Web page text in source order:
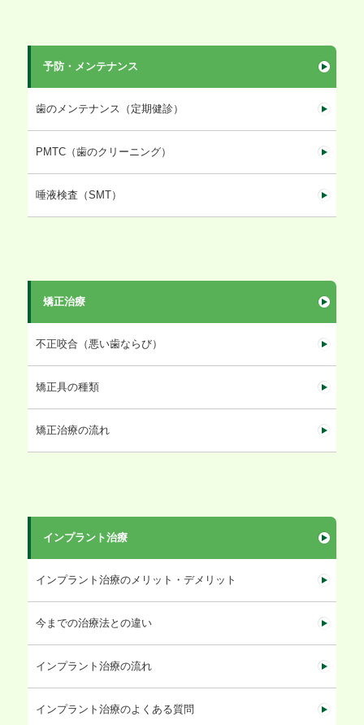
予防・メンテナンス
歯のメンテナンス（定期健診）
PMTC（歯のクリーニング）
唾液検査（SMT）
矯正治療
不正咬合（悪い歯ならび）
矯正具の種類
矯正治療の流れ
インプラント治療
インプラント治療のメリット・デメリット
今までの治療法との違い
インプラント治療の流れ
インプラント治療のよくある質問